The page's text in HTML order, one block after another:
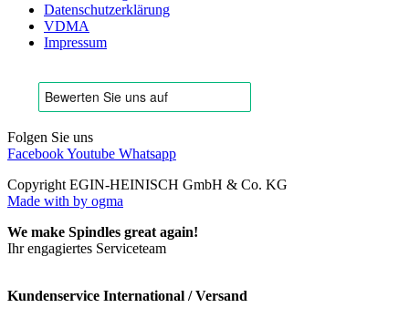
Datenschutzerklärung
VDMA
Impressum
Folgen Sie uns
FacebookYoutube Whatsapp
Copyright EGIN-HEINISCH GmbH & Co. KG
Made with by ogma
We make Spindles great again!
Ihr engagiertes Serviceteam
Kundenservice International / Versand